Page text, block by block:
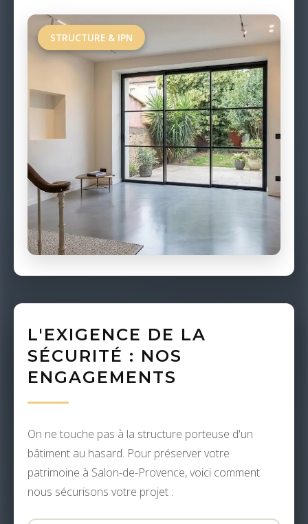
STRUCTURE & IPN
L'EXIGENCE DE LA
SÉCURITÉ : NOS
ENGAGEMENTS
On ne touche pas à la structure porteuse d'un
bâtiment au hasard. Pour préserver votre
patrimoine à Salon-de-Provence, voici comment
nous sécurisons votre projet :